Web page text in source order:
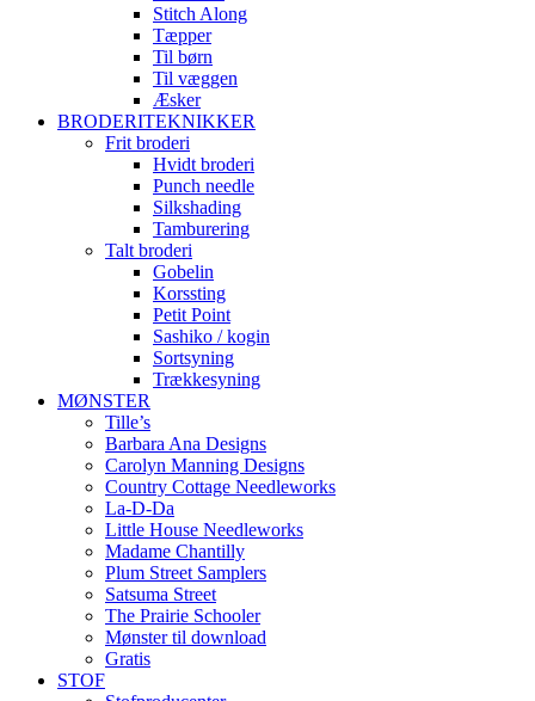
Stitch Along
Tæpper
Til børn
Til væggen
Æsker
BRODERITEKNIKKER
Frit broderi
Hvidt broderi
Punch needle
Silkshading
Tamburering
Talt broderi
Gobelin
Korssting
Petit Point
Sashiko / kogin
Sortsyning
Trækkesyning
MØNSTER
Tille’s
Barbara Ana Designs
Carolyn Manning Designs
Country Cottage Needleworks
La-D-Da
Little House Needleworks
Madame Chantilly
Plum Street Samplers
Satsuma Street
The Prairie Schooler
Mønster til download
Gratis
STOF